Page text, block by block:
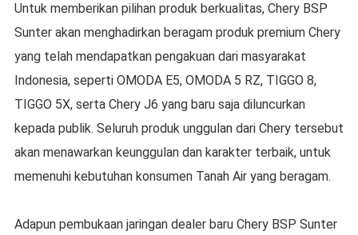
Untuk memberikan pilihan produk berkualitas, Chery BSP
Sunter akan menghadirkan beragam produk premium Chery
yang telah mendapatkan pengakuan dari masyarakat
Indonesia, seperti OMODA E5, OMODA 5 RZ, TIGGO 8,
TIGGO 5X, serta Chery J6 yang baru saja diluncurkan
kepada publik. Seluruh produk unggulan dari Chery tersebut
akan menawarkan keunggulan dan karakter terbaik, untuk
memenuhi kebutuhan konsumen Tanah Air yang beragam.
Adapun pembukaan jaringan dealer baru Chery BSP Sunter